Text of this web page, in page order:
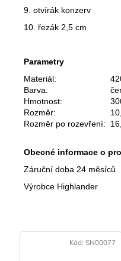
9. otvírák konzerv
10. řezák 2,5 cm
Parametry
Materiál:
Barva:
Hmotnost:
Rozměr:
Rozměr po rozevření:
Obecné informace o
Záruční doba 24 měsíců
Výrobce Highlander
Kód:SN00077